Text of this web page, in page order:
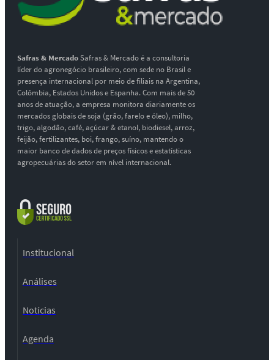
Safras & MercadoSafras & Mercado é a consultoria
líder do agronegócio brasileiro, com sede no Brasil e
presença internacional por meio de filiais na Argentina,
Colômbia, Estados Unidos e Espanha. Com mais de 50
anos de atuação, a empresa monitora diariamente os
mercados globais de soja (grão, farelo e óleo), milho,
trigo, algodão, café, açúcar & etanol, biodiesel, arroz,
feijão, fertilizantes, boi, frango, suíno, mantendo o
maior banco de dados de preços físicos e estatísticas
agropecuárias do setor em nível internacional.
Institucional
Análises
Notícias
Agenda